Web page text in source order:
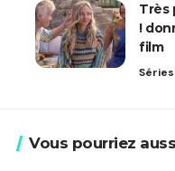
Très
!
film
Vous pourriez